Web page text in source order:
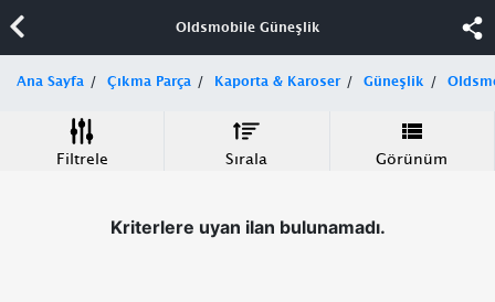
Oldsmobile Güneşlik
Ana Sayfa Çıkma Parça Kaporta & Karoser Güneşlik
Filtrele Sırala Görünüm
Kriterlere uyan ilan bulunamadı.